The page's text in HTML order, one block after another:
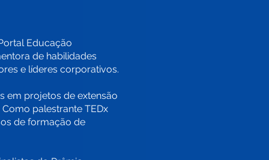
Educação
de habilidades
e líderes corporativos.
em projetos de extensão
Como palestrante TEDx
de formação de